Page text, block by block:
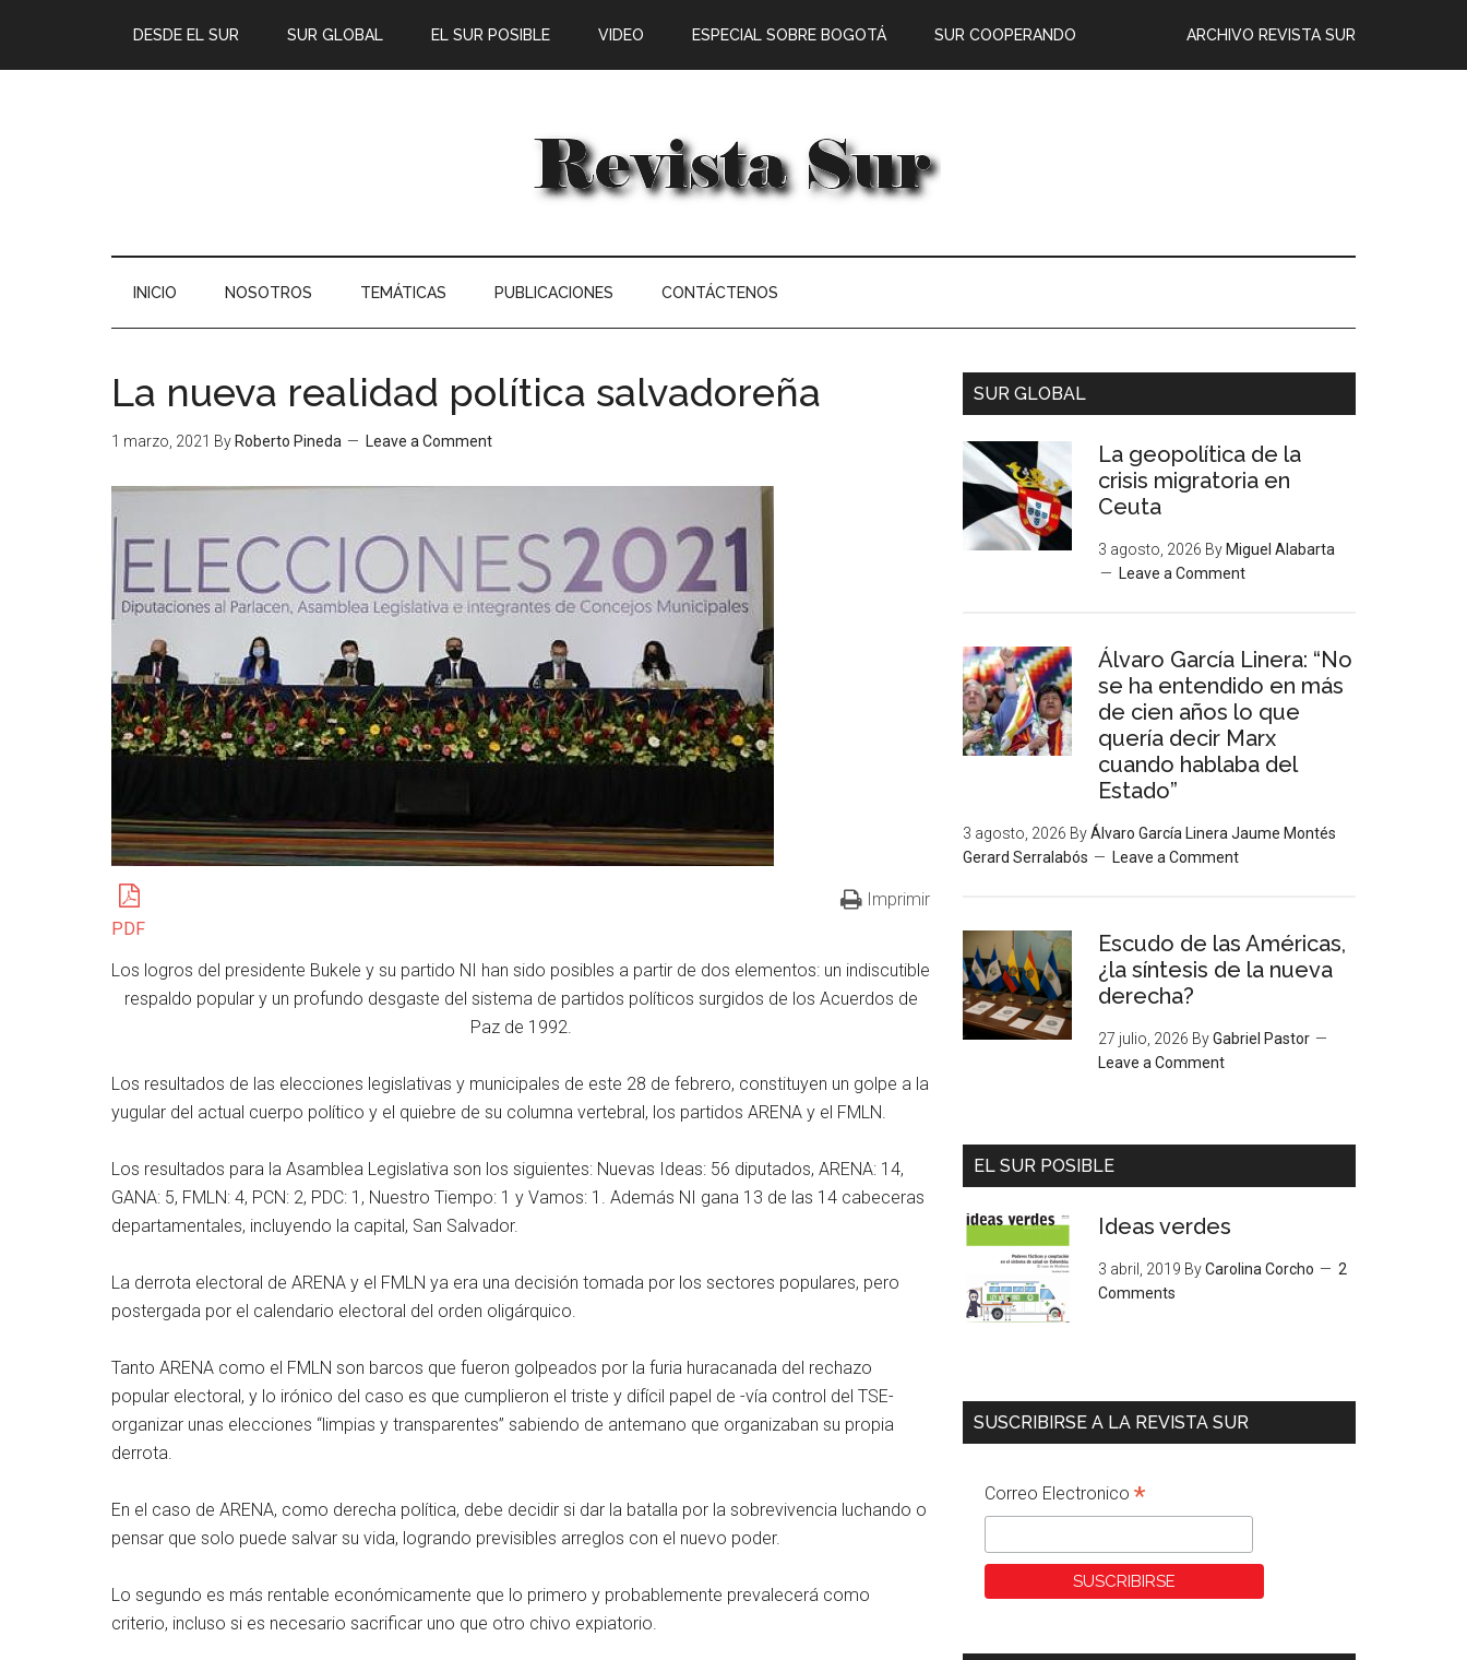
DESDE EL SUR SUR GLOBAL EL SUR POSIBLE ARCHIVO REVISTA SUR
VIDEO ESPECIAL SOBRE BOGOTÁ SUR COOPERANDO
INICIO NOSOTROS TEMÁTICAS PUBLICACIONES CONTÁCTENOS
La nueva realidad política salvadoreña
1 marzo, 2021 By Roberto Pineda Leave a Comment
PDF
Imprimir
Los logros del presidente Bukele y su partido NI han sido posibles a partir de dos elementos: un indiscutible
respaldo popular y un profundo desgaste del sistema de partidos políticos surgidos de los Acuerdos de
Paz de 1992.
Los resultados de las elecciones legislativas y municipales de este 28 de febrero, constituyen un golpe a la
yugular del actual cuerpo político y el quiebre de su columna vertebral, los partidos ARENA y el FMLN.
Los resultados para la Asamblea Legislativa son los siguientes: Nuevas Ideas: 56 diputados, ARENA: 14,
GANA: 5, FMLN: 4, PCN: 2, PDC: 1, Nuestro Tiempo: 1 y Vamos: 1. Además NI gana 13 de las 14 cabeceras
departamentales, incluyendo la capital, San Salvador.
La derrota electoral de ARENA y el FMLN ya era una decisión tomada por los sectores populares, pero
postergada por el calendario electoral del orden oligárquico.
Tanto ARENA como el FMLN son barcos que fueron golpeados por la furia huracanada del rechazo
popular electoral, y lo irónico del caso es que cumplieron el triste y difícil papel de -vía control del TSE-
organizar unas elecciones “limpias y transparentes” sabiendo de antemano que organizaban su propia
derrota.
En el caso de ARENA, como derecha política, debe decidir si dar la batalla por la sobrevivencia luchando o
pensar que solo puede salvar su vida, logrando previsibles arreglos con el nuevo poder.
Lo segundo es más rentable económicamente que lo primero y probablemente prevalecerá como
criterio, incluso si es necesario sacrificar uno que otro chivo expiatorio.
SUR GLOBAL
La geopolítica de la
crisis migratoria en
Ceuta
3 agosto, 2026 By Miguel Alabarta
Leave a Comment
Álvaro García Linera: “No
se ha entendido en más
de cien años lo que
quería decir Marx
cuando hablaba del
Estado”
3 agosto, 2026 ByÁlvaro García Linera Jaume Montés
Gerard Serralabós
Leave a Comment
Escudo de las Américas,
¿la síntesis de la nueva
derecha?
27 julio, 2026 ByGabriel Pastor
Leave a Comment
EL SUR POSIBLE
Ideas verdes
3 abril, 2019 ByCarolina Corcho
2
Comments
SUSCRIBIRSE A LA REVISTA SUR
Correo Electronico *